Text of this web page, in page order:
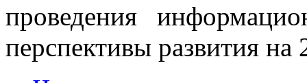
проведения
перспективы развития на